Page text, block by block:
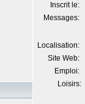
Inscrit le:
Messages:
Localisation:
Site Web:
Emploi:
Loisirs: